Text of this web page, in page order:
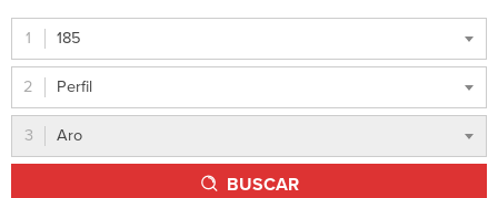
185
Perfil
Aro
BUSCAR